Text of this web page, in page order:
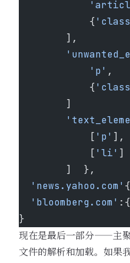
            {
        ],
            'p'
,
            {
        ]
            [
'p' ],
            [
'li' ]
        ]  },
  'news.yahoo.com'
  'bloomberg.com'
}
现在是最后一部分——主
文件的解析和加载。如果